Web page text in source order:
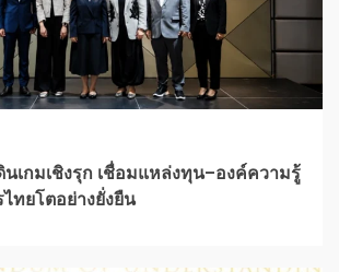
นเกมเชิงรุก เชื่อมแหล่งทุน–องค์ความรู้
ทยโตอย่างยั่งยืน